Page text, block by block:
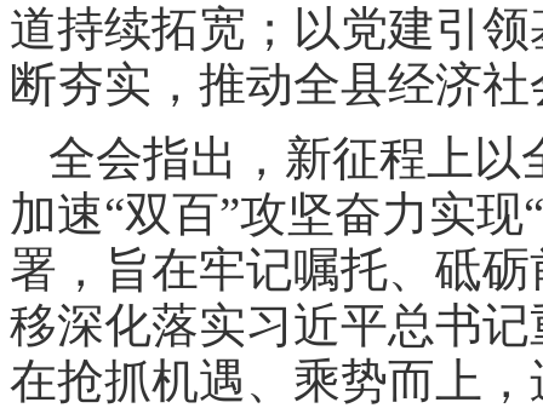
道持续拓宽；以党建引
断夯实，推动全县经济
全会指出，新征程上以
加速“双百”攻坚奋力实
署，旨在牢记嘱托、砥
移深化落实习近平总书
在抢抓机遇、乘势而上